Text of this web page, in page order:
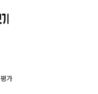
평가